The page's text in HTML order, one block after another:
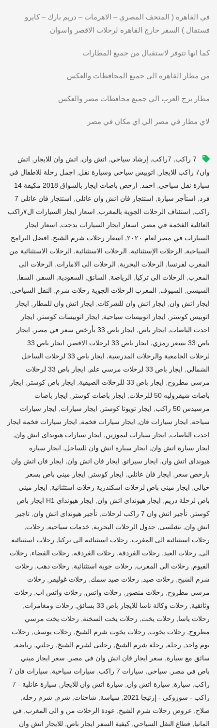
في القاهره ( المتحف المصري – الاهرمات – دريم بارك – كايرو
فستفال ) السفر خارج القاهره لرحلات الاقصر واسوان
كما انها تتوفر لاستقبال من جميع المطارات
من مطار القاهره الي جميع المحافظات والعكس
مطار برج العرب الي جميع محافظات مصر والعكس
لاي مطار في مصر الي اي مكان في مصر
7 راكب , 7راكب , إرشاد سياحي, اتش وان, اتش وان للايجار , اتش
وان7 راكب للايجار
, اتوبيس سياحي وسيارة نقل, اجمل رحلة للاطفال في
سيارة نقل سياحي, احمد,
ارخص باصات ايجار بالسواق 2018 مكيفة 14
فرد, استأجر سيارة, استئجار فان اتش وان عائلي,
استئجار فان عائلي 7
راكب, استئناف الرحلات الجوية بالمغرب,
اسعار ايجار السيارات ال٧راكب
العائلية الفخمة في مصر , اسعار ايجار السيارات بدجت, اسعار ايجار
السيارات في مصر لعام ٢٠٢٠
, اسعار رحلات شرم الشيخ, افضل البرامج
السياحية, الرحلات الإستثنائية, الرحلات الاستثنائية, الرحلات الاستثنائية من
المغرب لفرنسا, الرحلات البحرية, الرحلات الى الامارات, الرحلات الى
المغرب, الرحلات الى تركيا, الرياضة, السائق, السعودية, السفر , السقا,
السيسى, السيوف, المغرب الرحلات الجوية رحلات شرم, النقل السياحي,
ايجار اتش وان, ايجار اتش وان للشركات, ايجار اتش وان للمطار , ايجار
اتوبيس كوستر , ايجار اتوبيسات سياحية, ايجار اتوبيسات كوستر , ايجار
احدث الباصات, ايجار باص, ايجار باص 33 بأرخص سعر في مصر , ايجار
باص 33 بسعر رمزي
, ايجار باص 33 لرحلات الاقصر ,
ايجار باص 33
لرحلات الجامعية والرحلات المدرسية,
ايجار باص 33 لرحلات الساحل
الشمالي, ايجار باص 33 لرحلات مرسي علم ,
ايجار باص 33 لرحلات
مرسي مطروح, ايجار باص 33 للرحلات الصيفية , ايجار باص كوستر , ايجار
باصات شيفروليه 50 للرحلات
, ايجار باصات كوستر , ايجار باصات
مرسيدس 50 راكب
, ايجار تويوتا كوستر , ايجار سيارات, ايجار سيارات
سياحة, ايجار سيارات فان, ايجار سيارات فخمة, ايجار سيارات فخمة ايجار
احدث الباصات, ايجار سيارات ليموزين, ايجار سيارات هيونداى اتش وان,
ايجار سيارة اتش وان, ايجار سيارة اتش وان للساحل, ايجار سياره
هيونداى اتش وان, ايجار سيراتو, ايجار فان اتش وان, ايجار فان اتش وان
بارخص سعر , ايجار فان عائلي, ايجار كوستر , ايجار ميني باص بسعر
خيالي, ايجار ميني باص لرحلات اسكندرية رحلات استثنائية, ايجار ميني
باص لرحلة دريم, ايجار هيونداى اتش وان,
ايجار هيونداي H1 ايجار باص
كوستر , تأجير اتش وان 7 راكب لرحلات , تأجير هيونداى اتش وان, تاجير
اتش وان, تشلسى, جدول الرحلات البحرية, خدمات سياحية, رحلات,
رحلات استثنائية الى المغرب, رحلات استثنائية الى تركيا, رحلات اسثتنائية
الى, رحلات العيد, رحلات الغردقة, رحلات الغردقه, رحلات الفضاء, رحلات
الفيوم, رحلات الى المغرب, رحلات جوية استثنائية, رحلات دهب, رحلات
شرم الشيخ, رحلات صيد, رحلات صيد سمك, رحلات غوليفر , رحلات
مرسى مطروح, رحلات منصور , رحلات واتس, رحلات واتس اب, رحلات
وثائقية, رحلات وكالة ناسا للايجار باص 33 بسائق , رحلات ومغامرات,
رحلات ياسا, رحلات يخت, رحلات يخت السخنة, رحلات يخت مرسي
مطروح, رحلات يخوت, رحلات يخوت شرم الشيخ, رحلات يوسف, رحلات
يوم واحد, رحلة, رحلة شرم الشيخ, رحلتى لشرم الشيخ, رحلتي, رياضة,
سائق مع سيارة, سعر ايجار فان اتش وان في مصر , سعر ايجار ميني
باص في مصر , سياحي, سيارات 7 راكب , سيارات سياحية,
سيارات فان 7
راكب, سيارة, سيارة اتش وان, سيارة اتش وان للايجار ,
سيارة عائلية - 7
راكب - سوزوكى - إرتيجا 2021
, سياسة, شاحنات, شرم, شرم رحله,
صلاح, عروض رحلات شرم الشيخ, عودة الرحلات من و الى المغرب, في
المانيا, قطاع النقل السياحي, كيفية السفر ايجار باص, للايجار اتش وان